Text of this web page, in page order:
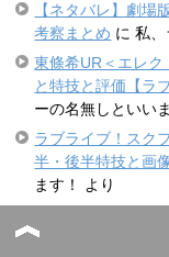
【ネタバレ】劇場
考察まとめ に私、
東條希UR＜エレ
と特技と評価【ラ
ーの名無しといい
ラブライブ！スク
半・後半特技と画
ます！
より
考察まとめ
私